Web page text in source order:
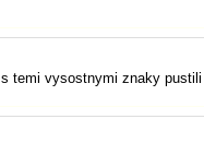
temi vysostnymi znaky